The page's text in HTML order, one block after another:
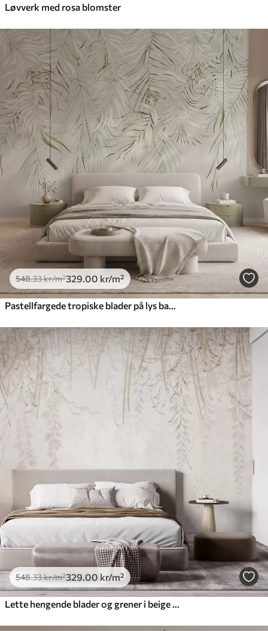
Løvverk med rosa blomster
548.33kr/m²329.00 kr/m²
Pastellfargede tropiske blader på lys bakgrunn
548.33kr/m²329.00 kr/m²
Lette hengende blader og grener i beige toner